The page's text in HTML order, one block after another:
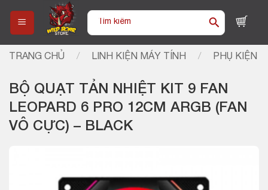
content
Tìm
TRANG CHỦ / LINH KIỆN MÁY TÍNH / PHỤ KIỆN
BỘ QUẠT TẢN NHIỆT KIT 9 FAN
LEOPARD 6 PRO 12CM ARGB (FAN
VÔ CỰC) – BLACK